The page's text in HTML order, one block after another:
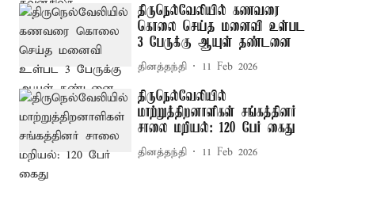
திருநெல்வேலியில் கணவரை
கொலை செய்த மனைவி உள்பட
3 பேருக்கு ஆயுள் தண்டனை
தினத்தந்தி 11 Feb 2026
திருநெல்வேலியில்
மாற்றுத்திறனாளிகள் சங்கத்தினர்
சாலை மறியல்: 120 பேர் கைது
தினத்தந்தி 11 Feb 2026